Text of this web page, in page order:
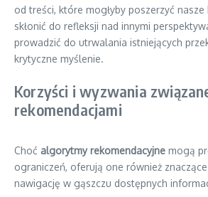
od treści, które mogłyby poszerzyć
skłonić do refleksji nad innymi
prowadzić do utrwalania istniejących
krytyczne myślenie.
Korzyści i wyzwania
rekomendacjami
Choć algorytmy rekomendacyjne mogą
ograniczeń, oferują one również
nawigację w gąszczu dostępnych